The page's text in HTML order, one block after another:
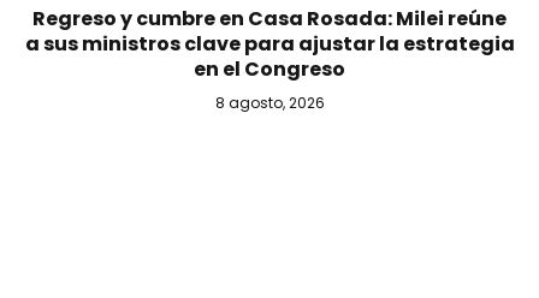
Regreso y cumbre en Casa Rosada: Milei reúne
a sus ministros clave para ajustar la estrategia
en el Congreso
8 agosto, 2026